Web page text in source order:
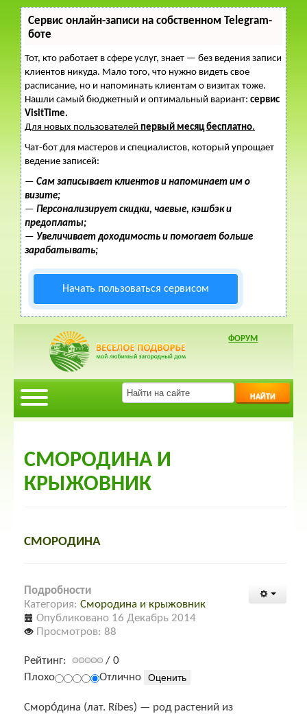
Сервис онлайн-записи на собственном Telegram-
боте
Тот, кто работает в сфере услуг, знает — без ведения записи
клиентов никуда. Мало того, что нужно видеть свое
расписание, но и напоминать клиентам о визитах тоже.
Нашли самый бюджетный и оптимальный вариант: сервис
VisitTime.
Для новых пользователей первый месяц бесплатно.
Чат-бот для мастеров и специалистов, который упрощает
ведение записей:
— Сам записывает клиентов и напоминает им о
визите;
— Персонализирует скидки, чаевые, кэшбэк и
предоплаты;
— Увеличивает доходимость и помогает больше
зарабатывать;
Начать пользоваться сервисом
ФОРУМ
НАЙТИ
СМОРОДИНА И
КРЫЖОВНИК
СМОРОДИНА
Подробности
Категория: Смородина и крыжовник
Опубликовано 16 Декабрь 2014
Просмотров: 88
Рейтинг:
/ 0
Плохо
Отлично
Сморо́дина (лат. Ríbes) — род растений из